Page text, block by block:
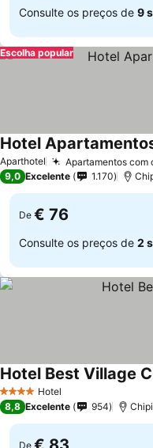
Consulte os preços de 9
Escolha popular
Aparthotel Apartamentos com
Hotel
9,0 Excelente 1.170
De € 76
Consulte os preços de 2
4 EstrelasHotel
Hotel Best Village
8,8 Excelente 954
De